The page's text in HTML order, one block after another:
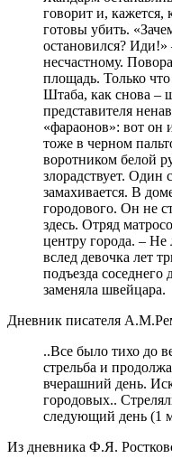
говорит и, кажется,
готовы убить.
остановился? Иди!»
несчастному.
площадь. Только
Штаба, как снова –
представителя
«фараонов»: вот он
тоже в черном
воротником белой
злорадствует. Один
замахивается. В
городового. Он не
здесь. Отряд
центру города. –
вслед девочка лет
подъезда
заменяла швейцара.
Дневник писателя
..Все было тихо до
стрельба и
вчерашний день.
городовых..
следующий день (1
Из дневника Ф.Я.